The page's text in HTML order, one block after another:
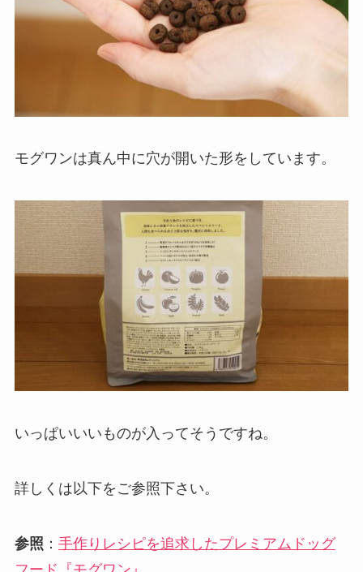
モグワンは真ん中に穴が開いた形をしています。
いっぱいいいものが入ってそうですね。
詳しくは以下をご参照下さい。
参照 ： 手作りレシピを追求したプレミアムドッグ